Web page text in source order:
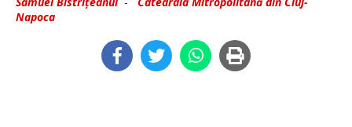
Napoca